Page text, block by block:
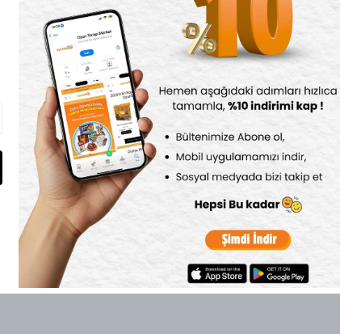
102 Adet Özel Kart:Farklı zorluk ve
göre kategorize edilmiş zengin içerik
Dayanıklı Saklama Kutusu:
için özel tasarım kutu ile birlikte gelir.
Detaylı Oyun Kılavuzu:Adım adım
kurallarını içeren rehber, kullanıcı
Duringo Kekemelik Kartları,
çıkmalarına yardımcı olurken,
desteklenmesini sağlar.